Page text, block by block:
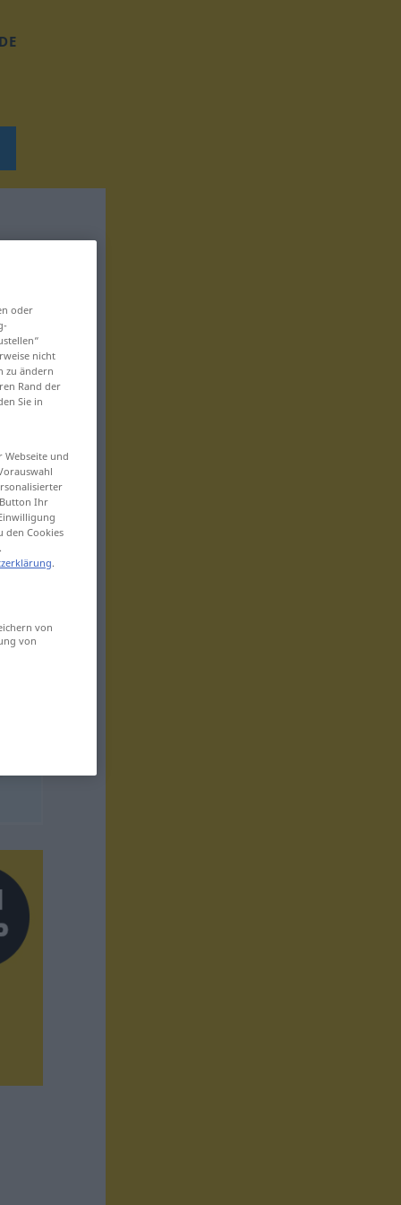
oder
nicht
zu ändern
Rand der
Sie in
und
Ihr
den Cookies
.
von
von